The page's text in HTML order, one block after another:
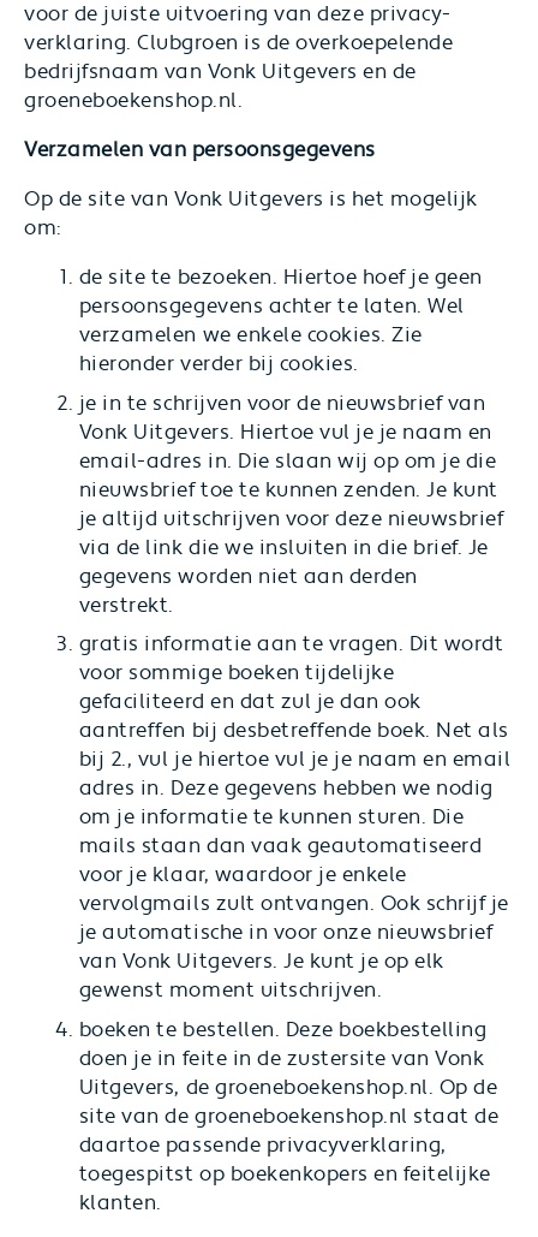
voor de juiste uitvoering van deze privacy-
verklaring. Clubgroen is de overkoepelende
bedrijfsnaam van Vonk Uitgevers en de
groeneboekenshop.nl.
Verzamelen van persoonsgegevens
Op de site van Vonk Uitgevers is het mogelijk
om:
de site te bezoeken. Hiertoe hoef je geen
persoonsgegevens achter te laten. Wel
verzamelen we enkele cookies. Zie
hieronder verder bij cookies.
je in te schrijven voor de nieuwsbrief van
Vonk Uitgevers. Hiertoe vul je je naam en
email-adres in. Die slaan wij op om je die
nieuwsbrief toe te kunnen zenden. Je kunt
je altijd uitschrijven voor deze nieuwsbrief
via de link die we insluiten in die brief. Je
gegevens worden niet aan derden
verstrekt.
gratis informatie aan te vragen. Dit wordt
voor sommige boeken tijdelijke
gefaciliteerd en dat zul je dan ook
aantreffen bij desbetreffende boek. Net als
bij 2., vul je hiertoe vul je je naam en email
adres in. Deze gegevens hebben we nodig
om je informatie te kunnen sturen. Die
mails staan dan vaak geautomatiseerd
voor je klaar, waardoor je enkele
vervolgmails zult ontvangen. Ook schrijf je
je automatische in voor onze nieuwsbrief
van Vonk Uitgevers. Je kunt je op elk
gewenst moment uitschrijven.
boeken te bestellen. Deze boekbestelling
doen je in feite in de zustersite van Vonk
Uitgevers, de groeneboekenshop.nl. Op de
site van de groeneboekenshop.nl staat de
daartoe passende privacyverklaring,
toegespitst op boekenkopers en feitelijke
klanten.